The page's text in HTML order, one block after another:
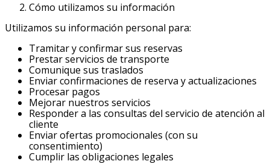
Cómo utilizamos su información
Utilizamos su información personal para:
Tramitar y confirmar sus reservas
Prestar servicios de transporte
Comunique sus traslados
Enviar confirmaciones de reserva y actualizaciones
Procesar pagos
Mejorar nuestros servicios
Responder a las consultas del servicio de atención al
cliente
Enviar ofertas promocionales (con su
consentimiento)
Cumplir las obligaciones legales